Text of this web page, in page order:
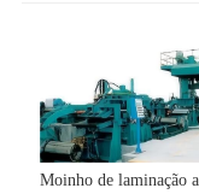
Moinho de laminação